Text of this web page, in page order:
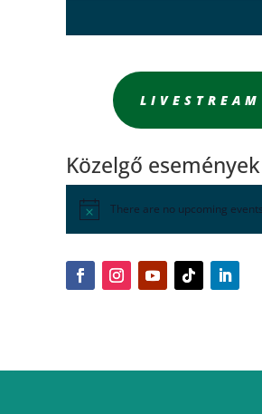
LIVESTREAM
Közelgő események
There are no upcoming